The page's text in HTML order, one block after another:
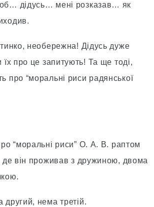
дідусь… мені розказав… як
необережна! Дідусь дуже
їх про це запитують! Та ще тоді,
про “моральні риси радянської
“моральні риси” О. А. В. раптом
де він проживав з дружиною, двома
нема третій.